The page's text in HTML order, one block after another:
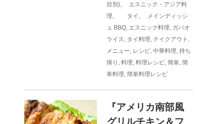
目別),
エスニック・アジア料
理, タイ ,
メインディッシ
ュ BBQ, エスニック料理, ガパオ
ライス, タイ料理, テイクアウト ,
メニュー, レシピ, 中華料理, 持ち
帰り , 料理, 料理レシピ, 簡単, 簡
単料理, 簡単料理レシピ
『アメリカ南部風
グリルチキン＆フ